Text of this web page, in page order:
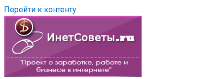
Перейти к контенту